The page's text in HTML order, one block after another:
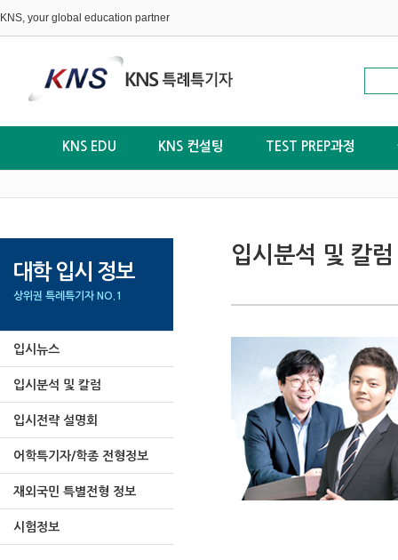
KNS, your global education partner
KNS EDU KNS 컨설팅 TEST PREP과정
대학 입시 정보
상위권 특례특기자 NO.1
입시뉴스
입시분석 및 칼럼
입시전략 설명회
어학특기자/학종 전형정보
재외국민 특별전형 정보
시험정보
입시분석 및 칼럼